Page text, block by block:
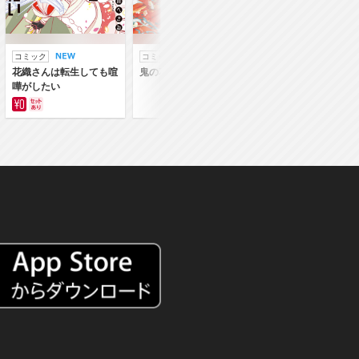
コミック
花織さんは転生しても喧
嘩がしたい
コミック
鬼の花嫁